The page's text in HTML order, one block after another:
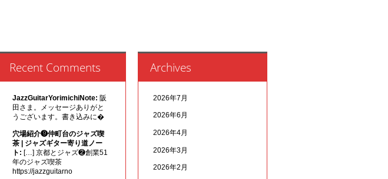
Recent Comments
JazzGuitarYorimichiNote: 阪
田さま。メッセージありがと
うございます。書き込みに�
穴場紹介❾仲町台のジャズ喫
茶 | ジャズギター寄り道ノー
ト: […] 京都とジャズ❷創業51
年のジャズ喫茶
https://jazzguitarno
Archives
2026年7月
2026年6月
2026年4月
2026年3月
2026年2月